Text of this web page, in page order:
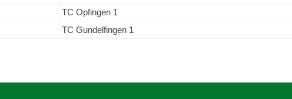
TC Opfingen 1
TC Gundelfingen 1